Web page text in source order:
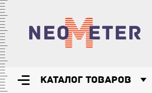
КАТАЛОГ ТОВАРОВ